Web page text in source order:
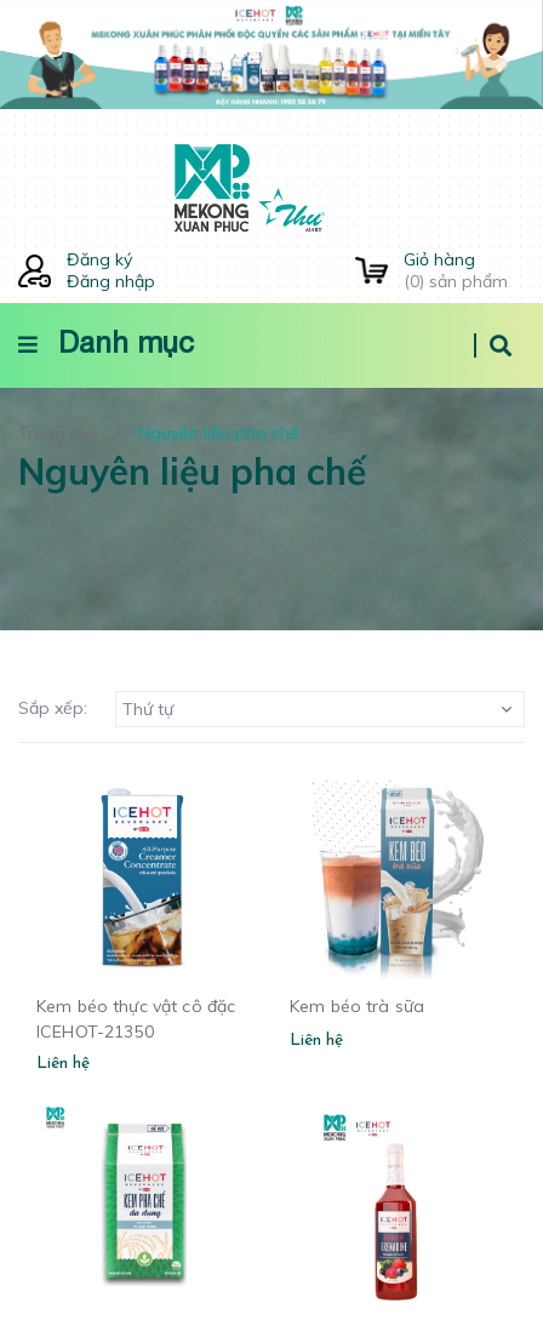
Đăng ký
Đăng nhập
Giỏ hàng
(0) sản phẩm
Danh mục
Nguyên liệu pha chế
Nguyên liệu pha chế
Sắp xếp: Thứ tự
Kem béo thực vật cô đặc
ICEHOT-21350
Liên hệ
Kem béo trà sữa
Liên hệ